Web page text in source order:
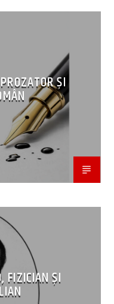
ȘI
FIZICIAN ȘI